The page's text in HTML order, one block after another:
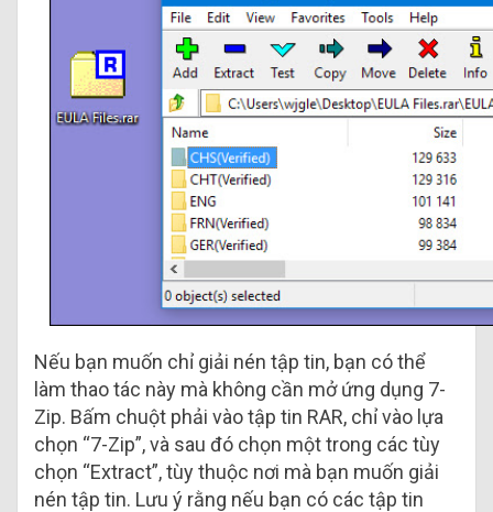
Nếu bạn muốn chỉ giải nén tập tin, bạn có thể
làm thao tác này mà không cần mở ứng dụng 7-
Zip. Bấm chuột phải vào tập tin RAR, chỉ vào lựa
chọn “7-Zip”, và sau đó chọn một trong các tùy
chọn “Extract”, tùy thuộc nơi mà bạn muốn giải
nén tập tin. Lưu ý rằng nếu bạn có các tập tin